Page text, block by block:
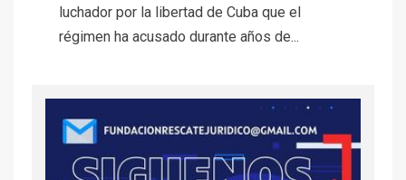
luchador por la libertad de Cuba que el
régimen ha acusado durante años de...